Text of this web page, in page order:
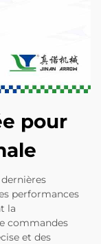
pour
performances
la
commandes
et des